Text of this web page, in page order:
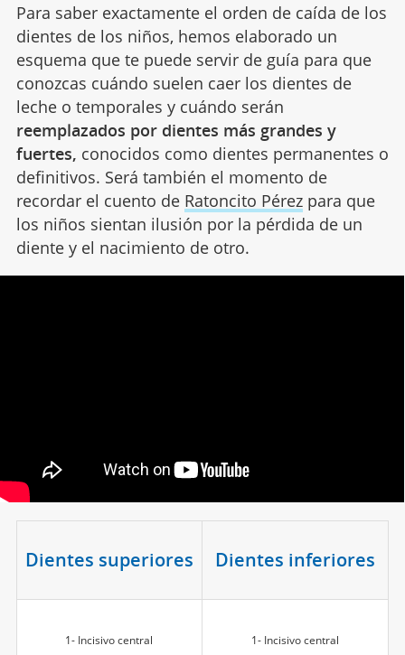
Para saber exactamente el orden de caída de los
dientes de los niños, hemos elaborado un
esquema que te puede servir de guía para que
conozcas cuándo suelen caer los dientes de
leche o temporales y cuándo serán
reemplazados por dientes más grandes y
fuertes, conocidos como dientes permanentes o
definitivos. Será también el momento de
recordar el cuento de Ratoncito Pérezpara que
los niños sientan ilusión por la pérdida de un
diente y el nacimiento de otro.
Dientes superiores Dientes inferiores
1- Incisivo central
1- Incisivo central